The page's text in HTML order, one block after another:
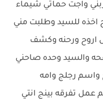
واجت حماتي شيماء
اخذه للسيد وطلبت مني
اروح ورحنه وكشف
والسيد وحده صاحني
رجلج وامه
عمل تفرقه بينج انتي